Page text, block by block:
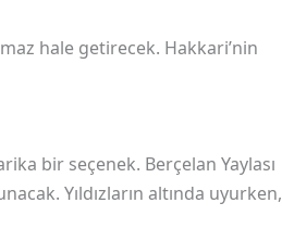
hale getirecek. Hakkari’nin
bir seçenek. Berçelan Yaylası
Yıldızların altında uyurken,